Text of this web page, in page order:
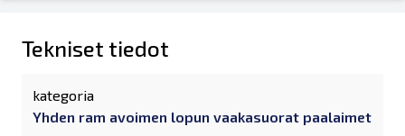
Tekniset tiedot
kategoria
Yhden ram avoimen lopun vaakasuorat paalaimet